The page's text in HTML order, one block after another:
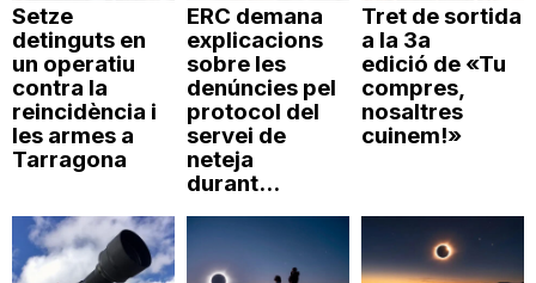
Setze
detinguts en
un operatiu
contra la
reincidència i
les armes a
Tarragona
ERC demana
explicacions
sobre les
denúncies pel
protocol del
servei de
neteja
durant...
Tret de sortida
a la 3a
edició de «Tu
compres,
nosaltres
cuinem!»